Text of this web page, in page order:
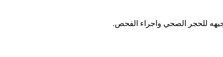
للحجر الصحي واجراء الفحص.